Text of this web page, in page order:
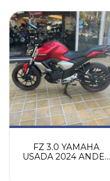
FZ 3.0 YAMAHA
USADA 2024 ANDES